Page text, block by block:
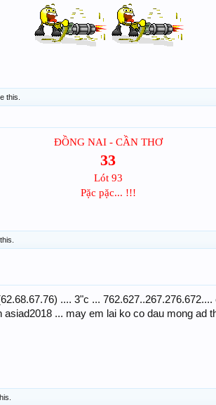
this.
ĐỒNG NAI - CẦN THƠ
33
Lót 93
Pặc pặc... !!!
.... 3"c ...
... may em lai ko co dau mong ad